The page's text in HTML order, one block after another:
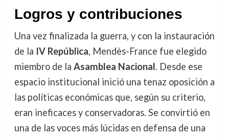
Logros y contribuciones
Una vez finalizada la guerra, y con la instauración
de la IV República, Mendès-France fue elegido
miembro de la Asamblea Nacional. Desde ese
espacio institucional inició una tenaz oposición a
las políticas económicas que, según su criterio,
eran ineficaces y conservadoras. Se convirtió en
una de las voces más lúcidas en defensa de una